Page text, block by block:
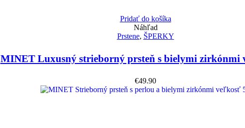
Pridať do košíka
Náhľad
Prstene, ŠPERKY
MINET Luxusný strieborný prsteň s bielymi zirkónmi
€49.90